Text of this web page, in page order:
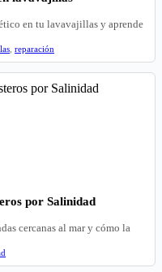
en tu lavavajillas y aprende
reparación
por Salinidad
cercanas al mar y cómo la